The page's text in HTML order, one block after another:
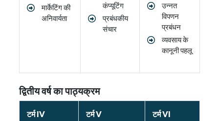
मार्केटिंग की
अनिवार्यता
कंप्यूटिंग
प्रबंधकीय
संचार
उन्नत
विपणन
प्रबंधन
व्यवसाय के
कानूनी पहलू
द्वितीय वर्ष का पाठ्यक्रम
टर्म IV टर्म V टर्म VI